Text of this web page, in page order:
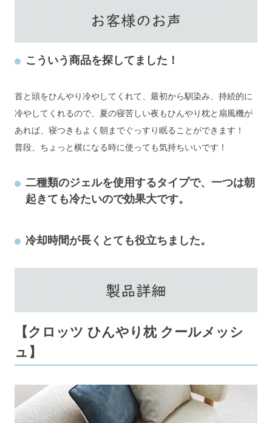
こういう商品を探してました！
首と頭をひんやり冷やしてくれて、最初から馴染み、持続的に
冷やしてくれるので、夏の寝苦しい夜もひんやり枕と扇風機が
あれば、寝つきもよく朝までぐっすり眠ることができます！
普段、ちょっと横になる時に使っても気持ちいいです！
二種類のジェルを使用するタイプで、一つは朝
起きても冷たいので効果大です。
冷却時間が長くとても役立ちました。
【クロッツ ひんやり枕 クールメッシ
ュ】